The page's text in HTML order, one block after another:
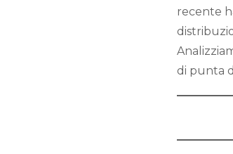
recente
di punta